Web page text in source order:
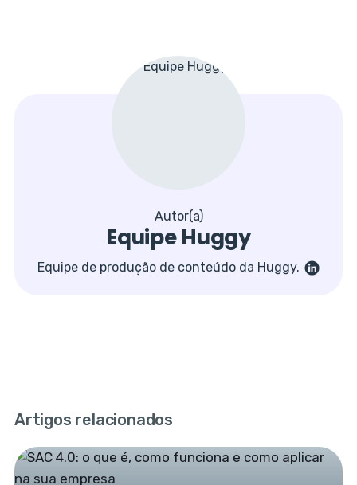
Autor(a)
Equipe Huggy
Equipe de produção de conteúdo da Huggy.
Artigos relacionados